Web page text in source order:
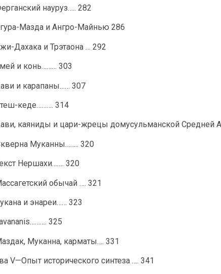
науруз….. 282
Мазда и Ангро-Майнью 286
Дахака и Трэтаона … 292
и конь……… 303
и карапаны…… 307
кеде………. 314
каяниды и цари-жрецы домусульманской Средней
Муканны…….. 320
Нершахи……. 320
обычай …. 321
и энареи…… 323
325
Муканна, карматы…. 331
V—Опыт исторического синтеза …. 341